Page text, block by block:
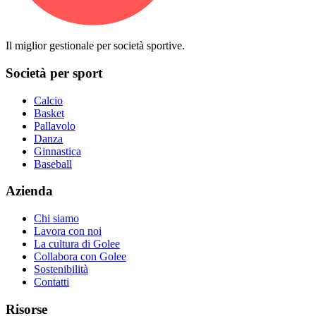
Il miglior gestionale per società sportive.
Società per sport
Calcio
Basket
Pallavolo
Danza
Ginnastica
Baseball
Azienda
Chi siamo
Lavora con noi
La cultura di Golee
Collabora con Golee
Sostenibilità
Contatti
Risorse